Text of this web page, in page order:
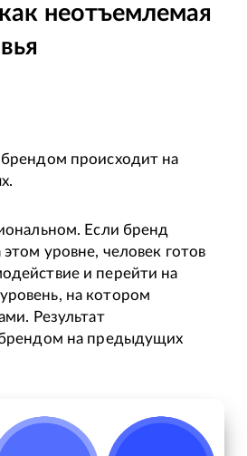
неотъемлемая
происходит на
Если бренд
уровне, человек готов
и перейти на
на котором
Результат
брендом на предыдущих